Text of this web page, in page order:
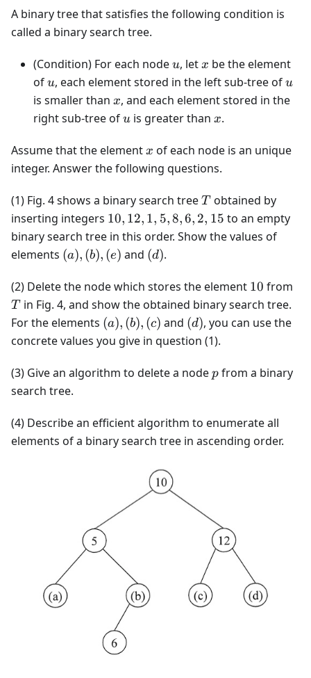
A binary tree that satisfies the following condition is
called a binary search tree.
(Condition) For each nodeu
u, let x
x be the element
ofu
u, each element stored in the left sub-tree ofu
u
is smaller than x
x, and each element stored in the
right sub-tree ofu
u is greater than x
x.
Assume that the element x
x of each node is an unique
integer. Answer the following questions.
(1) Fig. 4 shows a binary search treeT
T obtained by
inserting integers 10,
12,
1,
5,
8,
2,
15
10, 12, 1, 5,8,6, 2, 15 to an empty
binary search tree in this order. Show the values of
elements (a),
(e)
(a), (b), (e) and (d)
(d).
(2) Delete the node which stores the element 10
10 from
T in Fig. 4, and show the obtained binary search tree.
For the elements (a),
(b),
(a), (b), (c) and (d)
(d), you can use the
concrete values you give in question (1).
(3) Give an algorithm to delete a nodep
p from a binary
search tree.
(4) Describe an efficient algorithm to enumerate all
elements of a binary search tree in ascending order.